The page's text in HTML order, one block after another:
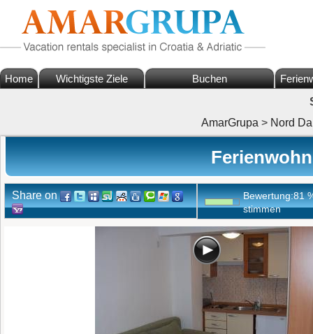
Home Wichtigste Ziele Buchen
AmarGrupa > Nord
Share on Bewertung:81
stimmen